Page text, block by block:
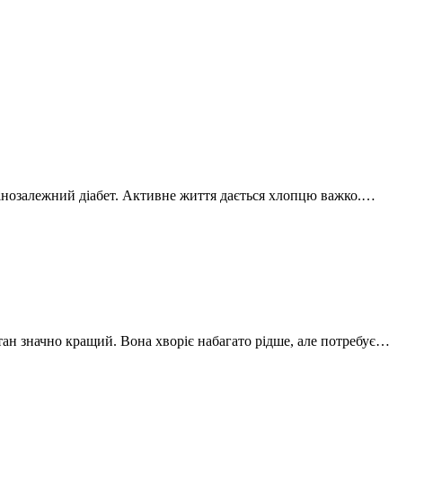
діабет. Активне життя дається хлопцю важко.…
значно кращий. Вона хворіє набагато рідше, але потребує…